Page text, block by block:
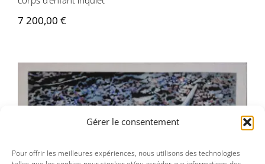
Gérer le consentement
Pour offrir les meilleures expériences, nous utilisons des technologies
7 200,00 €
la guerre 14-72